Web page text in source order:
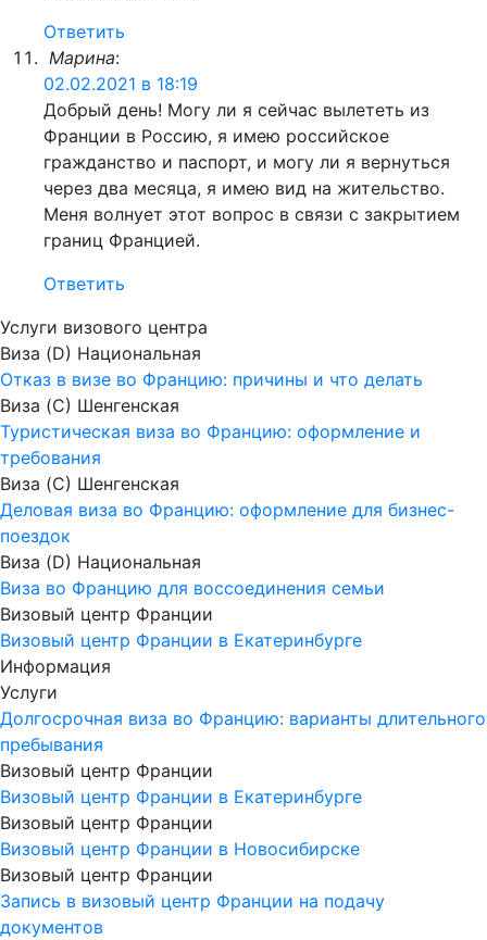
Ответить
Марина:
02.02.2021 в 18:19
Добрый день! Могу ли я сейчас вылететь из
Франции в Россию, я имею российское
гражданство и паспорт, и могу ли я вернуться
через два месяца, я имею вид на жительство.
Меня волнует этот вопрос в связи с закрытием
границ Францией.
Ответить
Услуги визового центра
Виза (D) Национальная
Отказ в визе во Францию: причины и что делать
Виза (C) Шенгенская
Туристическая виза во Францию: оформление и
требования
Виза (C) Шенгенская
Деловая виза во Францию: оформление для бизнес-
поездок
Виза (D) Национальная
Виза во Францию для воссоединения семьи
Визовый центр Франции
Визовый центр Франции в Екатеринбурге
Информация
Услуги
Долгосрочная виза во Францию: варианты длительного
пребывания
Визовый центр Франции
Визовый центр Франции в Екатеринбурге
Визовый центр Франции
Визовый центр Франции в Новосибирске
Визовый центр Франции
Запись в визовый центр Франции на подачу
документов